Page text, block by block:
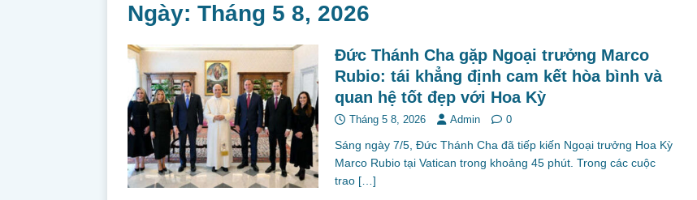
Ngày: Tháng 5 8, 2026
Đức Thánh Cha gặp Ngoại trưởng Marco
Rubio: tái khẳng định cam kết hòa bình và
quan hệ tốt đẹp với Hoa Kỳ
Tháng 5 8, 2026 Admin 0
Sáng ngày 7/5, Đức Thánh Cha đã tiếp kiến Ngoại trưởng Hoa Kỳ
Marco Rubio tại Vatican trong khoảng 45 phút. Trong các cuộc
trao […]